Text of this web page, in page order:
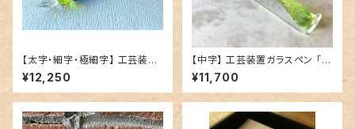
【太字・細字・極細字】 工芸装置
ガラスペン 「 シン・サイダーかん
1号 ショート（ ブルーハワイ ）」
／ ご予約品
¥12,250
【中字】 工芸装置ガラスペン 「
シン・サイダーかん 2号 ショート
¥11,700